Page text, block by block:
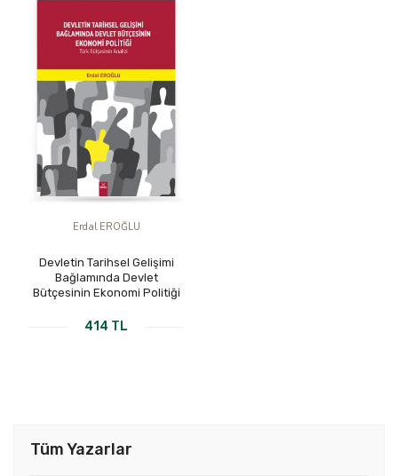
Erdal EROĞLU
Devletin Tarihsel Gelişimi
Bağlamında Devlet
Bütçesinin Ekonomi Politiği
414 TL
Tüm Yazarlar